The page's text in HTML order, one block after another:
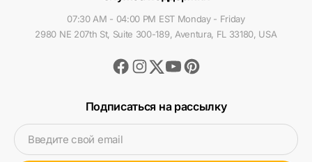
07:30 AM - 04:00 PM EST Monday - Friday
2980 NE 207th St, Suite 300-189, Aventura, FL 33180, USA
Facebook
Instagram
TwitterYoutubePinterest
Подписаться на рассылку
Введите свой email